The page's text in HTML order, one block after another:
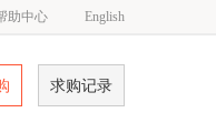
助中心 English
求购记录